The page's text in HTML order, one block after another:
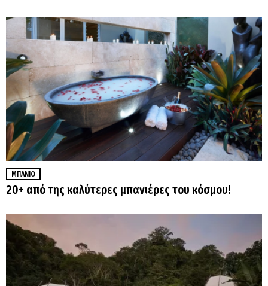
ΜΠΆΝΙΟ
20+ από της καλύτερες μπανιέρες του κόσμου!